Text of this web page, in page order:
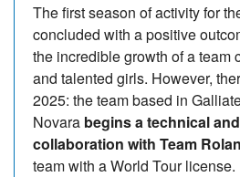
The first season of activity for
concluded with a positive
the incredible growth of a team
and talented girls. However,
2025: the team based in
Novara begins a technical
collaboration with Team
team with a World Tour license.